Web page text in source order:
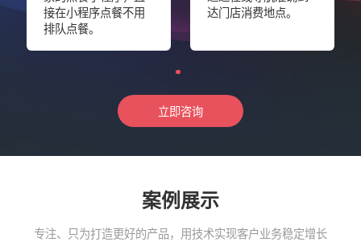
接在小程序点餐不用
排队点餐。
达门店消费地点。
立即咨询
案例展示
专注、只为打造更好的产品，用技术实现客户业务稳定增长